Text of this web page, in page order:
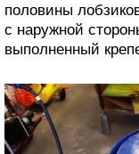
половины
с наружной
выполненный